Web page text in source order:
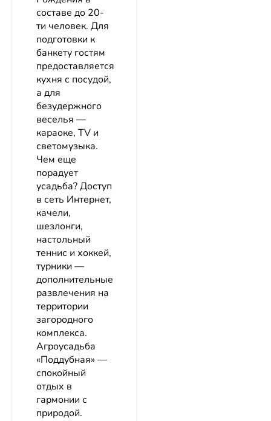
составе до 20-
ти человек. Для
подготовки к
банкету гостям
предоставляется
кухня с посудой,
а для
безудержного
веселья —
караоке, TV и
светомузыка.
Чем еще
порадует
усадьба? Доступ
в сеть Интернет,
качели,
шезлонги,
настольный
теннис и хоккей,
турники —
дополнительные
развлечения на
территории
загородного
комплекса.
Агроусадьба
«Поддубная» —
спокойный
отдых в
гармонии с
природой.